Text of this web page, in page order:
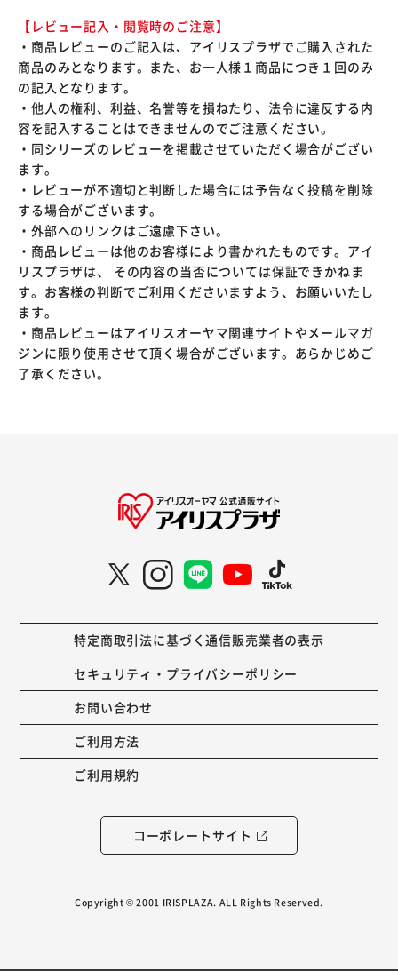
【レビュー記入・閲覧時のご注意】
・商品レビューのご記入は、アイリスプラザでご購入された
商品のみとなります。また、お一人様１商品につき１回のみ
の記入となります。
・他人の権利、利益、名誉等を損ねたり、法令に違反する内
容を記入することはできませんのでご注意ください。
・同シリーズのレビューを掲載させていただく場合がござい
ます。
・レビューが不適切と判断した場合には予告なく投稿を削除
する場合がございます。
・外部へのリンクはご遠慮下さい。
・商品レビューは他のお客様により書かれたものです。アイ
リスプラザは、 その内容の当否については保証できかねま
す。お客様の判断でご利用くださいますよう、お願いいたし
ます。
・商品レビューはアイリスオーヤマ関連サイトやメールマガ
ジンに限り使用させて頂く場合がございます。あらかじめご
了承ください。
特定商取引法に基づく通信販売業者の表示
セキュリティ・プライバシーポリシー
お問い合わせ
ご利用方法
ご利用規約
コーポレートサイト
Copyright © 2001 IRISPLAZA. ALL Rights Reserved.